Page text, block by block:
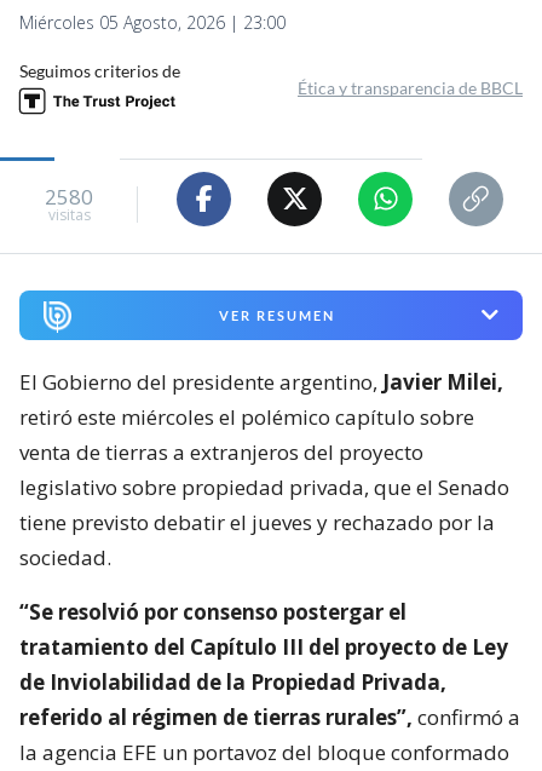
Miércoles 05 Agosto, 2026 | 23:00
Seguimos criterios de
Ética y transparencia de BBCL
2580
visitas
VER RESUMEN
El Gobierno del presidente argentino, Javier Milei,
retiró este miércoles el polémico capítulo sobre
venta de tierras a extranjeros del proyecto
legislativo sobre propiedad privada, que el Senado
tiene previsto debatir el jueves y rechazado por la
sociedad.
“Se resolvió por consenso postergar el
tratamiento del Capítulo III del proyecto de Ley
de Inviolabilidad de la Propiedad Privada,
referido al régimen de tierras rurales”, confirmó a
la agencia EFE un portavoz del bloque conformado